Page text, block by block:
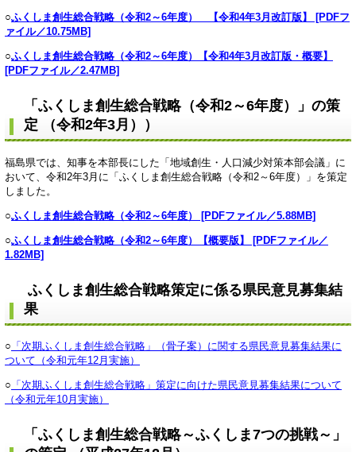
○ふくしま創生総合戦略（令和2～6年度） 【令和4年3月改訂版】 [PDFフ
ァイル／10.75MB]
○ふくしま創生総合戦略（令和2～6年度）【令和4年3月改訂版・概要】
[PDFファイル／2.47MB]
「ふくしま創生総合戦略（令和2～6年度）」の策
定 （令和2年3月））
福島県では、知事を本部長にした「地域創生・人口減少対策本部会議」に
おいて、令和2年3月に「ふくしま創生総合戦略（令和2～6年度）」を策定
しました。
○ふくしま創生総合戦略（令和2～6年度） [PDFファイル／5.88MB]
○ふくしま創生総合戦略（令和2～6年度）【概要版】 [PDFファイル／
1.82MB]
ふくしま創生総合戦略策定に係る県民意見募集結
果
○ 「次期ふくしま創生総合戦略」（骨子案）に関する県民意見募集結果に
ついて（令和元年12月実施）
○ 「次期ふくしま創生総合戦略」策定に向けた県民意見募集結果について
（令和元年10月実施）
「ふくしま創生総合戦略～ふくしま7つの挑戦～」